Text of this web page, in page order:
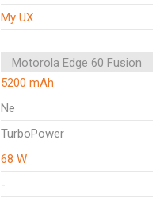
My UX
Motorola Edge 60 Fusion
5200 mAh
Ne
TurboPower
68 W
-